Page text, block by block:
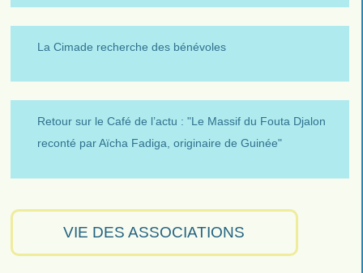
La Cimade recherche des bénévoles
Retour sur le Café de l’actu : "Le Massif du Fouta Djalon
reconté par Aïcha Fadiga, originaire de Guinée"
VIE DES ASSOCIATIONS